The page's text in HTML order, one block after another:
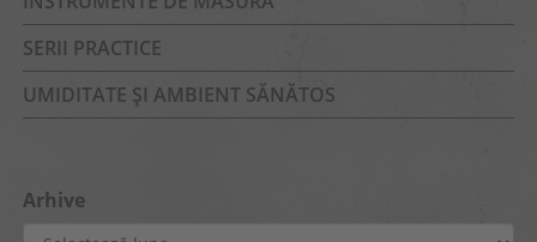
SERII PRACTICE
UMIDITATE ȘI AMBIENT SĂNĂTOS
Arhive
Arhive